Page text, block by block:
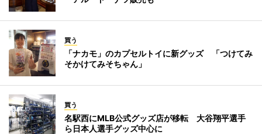
買う
「ナカモ」のカプセルトイに新グッズ 「つけてみ
そかけてみそちゃん」
買う
名駅西にMLB公式グッズ店が移転 大谷翔平選手
ら日本人選手グッズ中心に